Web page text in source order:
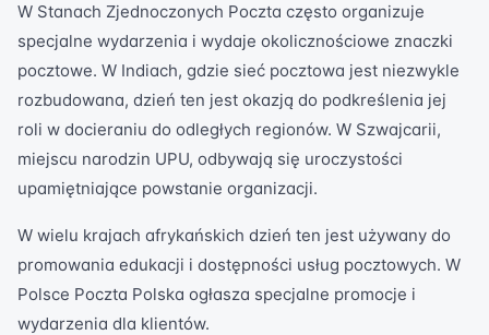
W Stanach Zjednoczonych Poczta często organizuje
specjalne wydarzenia i wydaje okolicznościowe znaczki
pocztowe. W Indiach, gdzie sieć pocztowa jest niezwykle
rozbudowana, dzień ten jest okazją do podkreślenia jej
roli w docieraniu do odległych regionów. W Szwajcarii,
miejscu narodzin UPU, odbywają się uroczystości
upamiętniające powstanie organizacji.
W wielu krajach afrykańskich dzień ten jest używany do
promowania edukacji i dostępności usług pocztowych. W
Polsce Poczta Polska ogłasza specjalne promocje i
wydarzenia dla klientów.